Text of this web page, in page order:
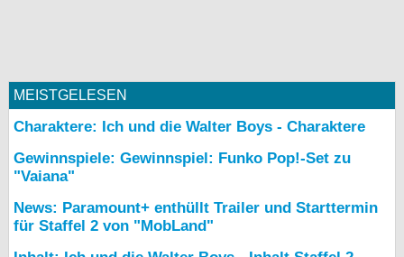
MEISTGELESEN
Charaktere: Ich und die Walter Boys - Charaktere
Gewinnspiele: Gewinnspiel: Funko Pop!-Set zu
"Vaiana"
News: Paramount+ enthüllt Trailer und Starttermin
für Staffel 2 von "MobLand"